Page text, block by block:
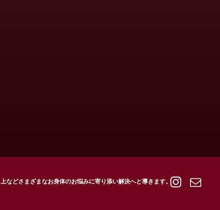
などさまざまなお身体のお悩みに寄り添い解決へと導きます。